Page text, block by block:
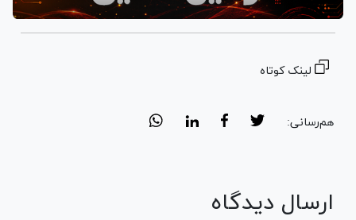
لینک کوتاه
هم‌رسانی:
ارسال دیدگاه